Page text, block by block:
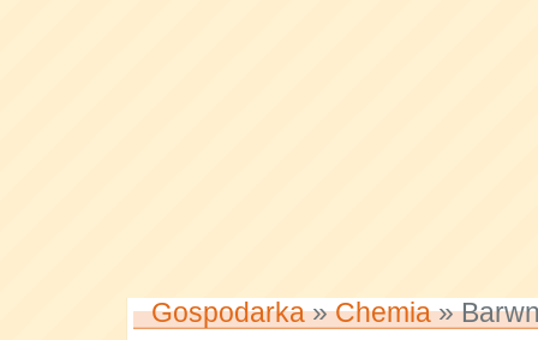
Gospodarka»Chemia»